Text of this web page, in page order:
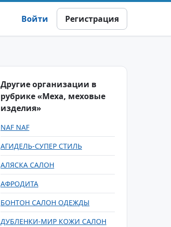
Войти Регистрация
Другие организации в
рубрике «Меха, меховые
изделия»
NAF NAF
АГИДЕЛЬ-СУПЕР СТИЛЬ
АЛЯСКА САЛОН
АФРОДИТА
БОНТОН САЛОН ОДЕЖДЫ
ДУБЛЕНКИ-МИР КОЖИ САЛОН